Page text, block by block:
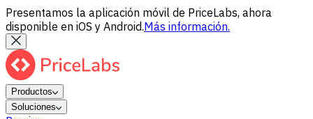
Presentamos la aplicación móvil de PriceLabs, ahora
disponible en iOS y Android.Más información.
Productos
Soluciones